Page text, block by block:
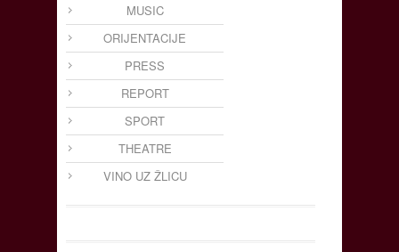
MUSIC
ORIJENTACIJE
PRESS
REPORT
SPORT
THEATRE
VINO UZ ŽLICU